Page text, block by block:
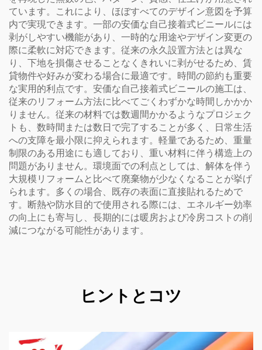
ています。これにより、ほぼすべてのデザイン意図を予算
内で実現できます。一部の安価な自己接着式ビニールには
剥がしやすい機能があり、一時的な用途やデザイン変更の
際に柔軟に対応できます。従来の永久設置方法とは異な
り、下地を損傷させることなくきれいに剥がせるため、賃
貸物件や好みが変わる場合に最適です。時間の節約も重要
な実用的利点です。安価な自己接着式ビニールの施工は、
従来のリフォーム方法に比べてごくわずかな時間しかかか
りません。従来の材料では数週間かかるようなプロジェク
トも、数時間または数日で完了することが多く、日常生活
への支障を最小限に抑えられます。軽量であるため、重量
制限のある用途にも適しており、重い材料に伴う構造上の
問題がありません。環境面での利点としては、解体を伴う
大規模リフォームと比べて廃棄物が少なくなることが挙げ
られます。多くの場合、既存の表面に直接貼れるためで
す。断熱や防水目的で使用される際には、エネルギー効率
の向上にも寄与し、長期的には暖房および冷房コストの削
減につながる可能性があります。
ヒントとコツ